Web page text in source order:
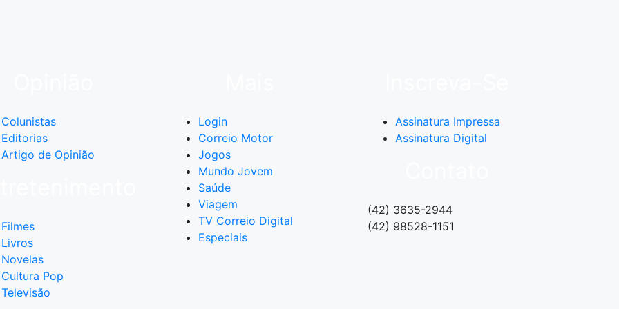
Colunistas
Editorias
Artigo de Opinião
Filmes
Livros
Novelas
Cultura Pop
Televisão
Login
Correio Motor
Jogos
Mundo Jovem
Saúde
Viagem
TV Correio Digital
Especiais
Assinatura Impressa
Assinatura Digital
(42) 3635-2944
(42) 98528-1151